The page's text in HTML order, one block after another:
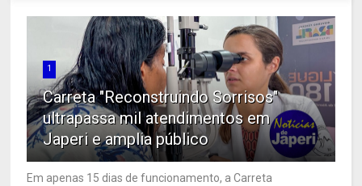
1
Carreta "Reconstruindo Sorrisos"
ultrapassa mil atendimentos em
Japeri e amplia público
Em apenas 15 dias de funcionamento, a Carreta